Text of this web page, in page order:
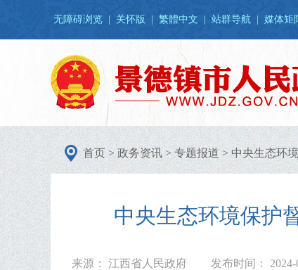
无障碍浏览 关怀版 繁體中文 站群导航 媒体矩
首页>政务资讯>专题报道>中央生态环
中央生态环境保护
来源： 江西省人民政府 发布时间： 2024-